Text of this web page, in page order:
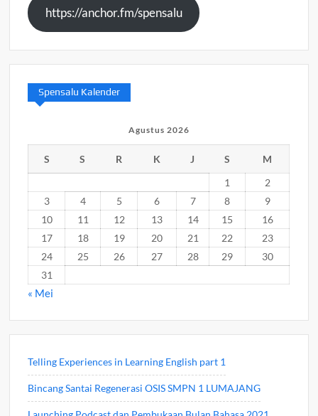
https://anchor.fm/spensalu
Spensalu Kalender
Agustus 2026
S S R K J S
M
1
2
3
4 5 6 7 8
9
10
11 12 13 14 15
16
17
18 19 20 21 22
23
24
25 26 27 28 29
30
31
« Mei
Telling Experiences in Learning English part 1
Bincang Santai Regenerasi OSIS SMPN 1 LUMAJANG